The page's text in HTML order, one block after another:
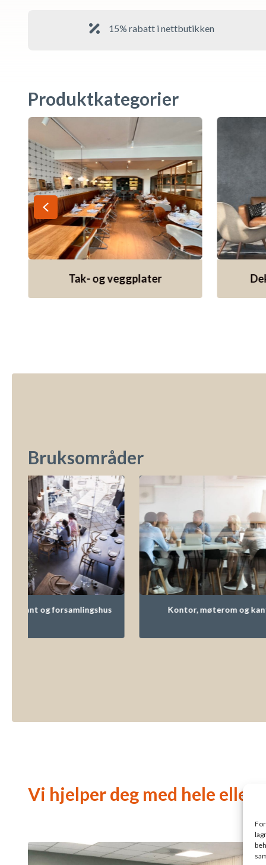
15% rabatt i nettbutikken
Produktkategorier
Tak- og veggplater
Bruksområder
forsamlingshus Kontor, møterom og kantine
Vi hjelper deg med hele eller